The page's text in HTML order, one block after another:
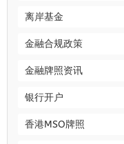
离岸基金
金融合规政策
金融牌照资讯
银行开户
香港MSO牌照